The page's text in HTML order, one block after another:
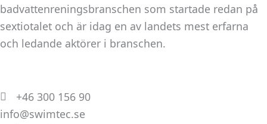
badvattenreningsbranschen som startade redan på
sextiotalet och är idag en av landets mest erfarna
och ledande aktörer i branschen.
+46 300 156 90
info@swimtec.se